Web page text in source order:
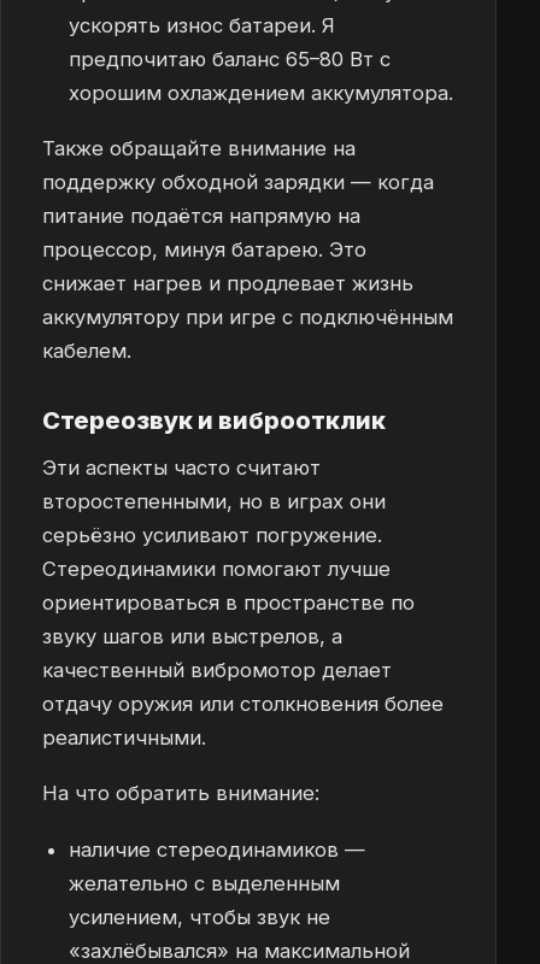
ускорять износ батареи. Я
предпочитаю баланс 65–80 Вт с
хорошим охлаждением аккумулятора.
Также обращайте внимание на
поддержку обходной зарядки — когда
питание подаётся напрямую на
процессор, минуя батарею. Это
снижает нагрев и продлевает жизнь
аккумулятору при игре с подключённым
кабелем.
Стереозвук и виброотклик
Эти аспекты часто считают
второстепенными, но в играх они
серьёзно усиливают погружение.
Стереодинамики помогают лучше
ориентироваться в пространстве по
звуку шагов или выстрелов, а
качественный вибромотор делает
отдачу оружия или столкновения более
реалистичными.
На что обратить внимание:
наличие стереодинамиков —
желательно с выделенным
усилением, чтобы звук не
«захлёбывался» на максимальной